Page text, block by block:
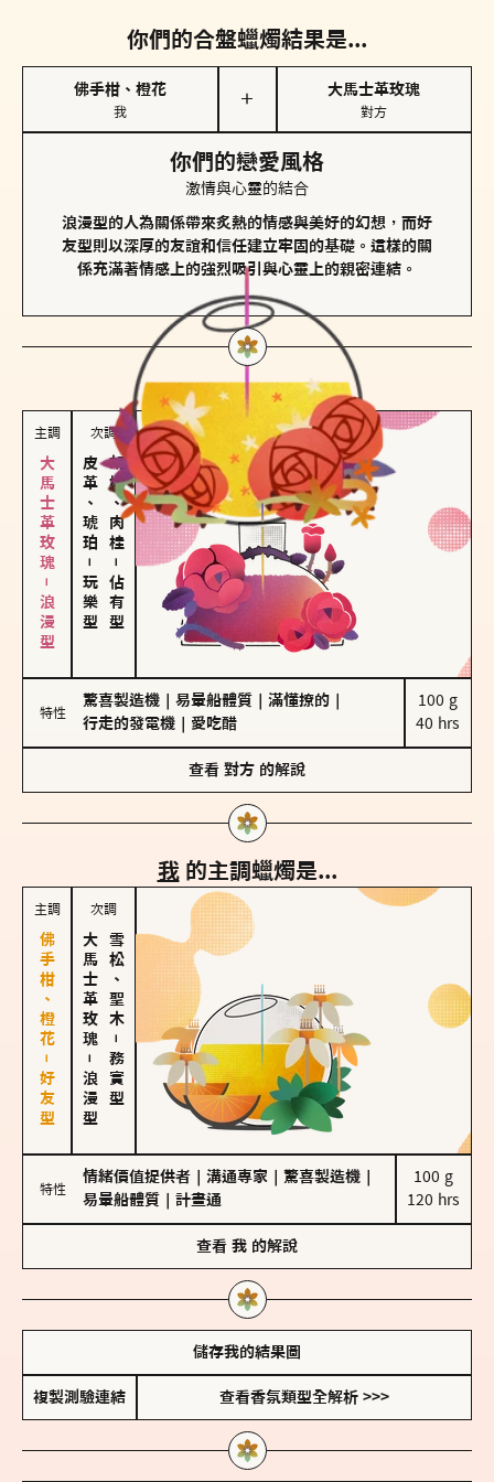
你們的合盤蠟燭結果是...
佛手柑、橙花
我
＋
大馬士革玫瑰
對方
你們的戀愛風格
激情與心靈的結合
浪漫型的人為關係帶來炙熱的情感與美好的幻想，而好
友型則以深厚的友誼和信任建立牢固的基礎。這樣的關
係充滿著情感上的強烈吸引與心靈上的親密連結。
對方的主調蠟燭是...
主調
大馬士革玫瑰－浪漫型
次調
皮革、琥珀
－
玩樂型
胡椒、肉桂
－
佔有型
特性
驚喜製造機 易暈船體質 滿懂撩的
行走的發電機
愛吃醋
100 g
40 hrs
查看 對方 的解說
我 的主調蠟燭是...
主調
佛手柑、橙花－好友型
次調
大馬士革玫瑰
－
浪漫型
雪松、聖木
－
務實型
特性
情緒價值提供者 溝通專家 驚喜製造機
易暈船體質
計畫通
100 g
120 hrs
查看 我 的解說
儲存我的結果圖
複製測驗連結 查看香氛類型全解析 >>>